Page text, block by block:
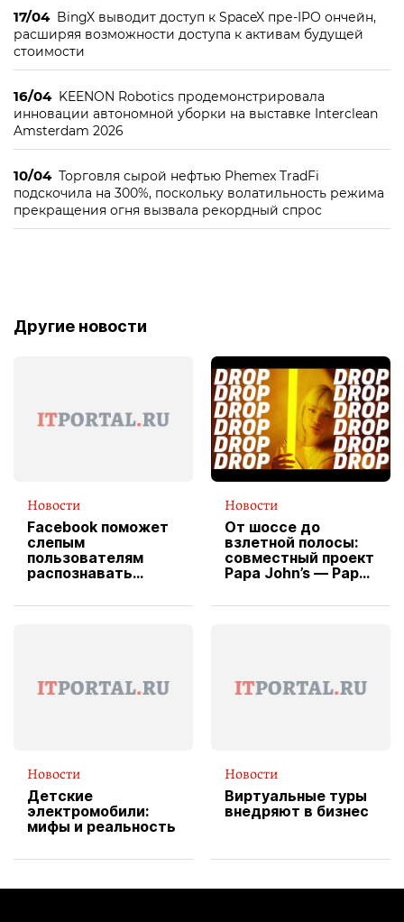
17/04 BingX выводит доступ к SpaceX пре-IPO ончейн,
расширяя возможности доступа к активам будущей
стоимости
16/04 KEENON Robotics продемонстрировала
инновации автономной уборки на выставке Interclean
Amsterdam 2026
10/04 Торговля сырой нефтью Phemex TradFi
подскочила на 300%, поскольку волатильность режима
прекращения огня вызвала рекордный спрос
Другие новости
Новости
Facebook поможет
слепым
пользователям
распознавать
Новости
От шоссе до
взлетной полосы:
совместный проект
Papa John’s — Papa
вводит
Новости
Детские
электромобили:
мифы и реальность
Новости
Виртуальные туры
внедряют в бизнес